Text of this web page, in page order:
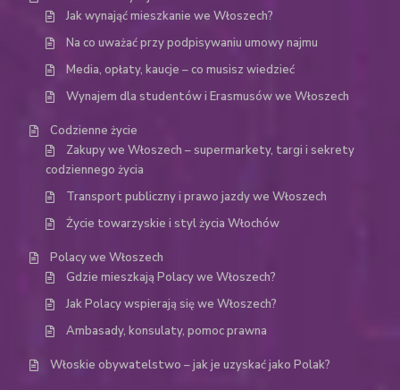
Jak wynająć mieszkanie we Włoszech?
Na co uważać przy podpisywaniu umowy najmu
Media, opłaty, kaucje – co musisz wiedzieć
Wynajem dla studentów i Erasmusów we Włoszech
Codzienne życie
Zakupy we Włoszech – supermarkety, targi i sekrety
codziennego życia
Transport publiczny i prawo jazdy we Włoszech
Życie towarzyskie i styl życia Włochów
Polacy we Włoszech
Gdzie mieszkają Polacy we Włoszech?
Jak Polacy wspierają się we Włoszech?
Ambasady, konsulaty, pomoc prawna
Włoskie obywatelstwo – jak je uzyskać jako Polak?